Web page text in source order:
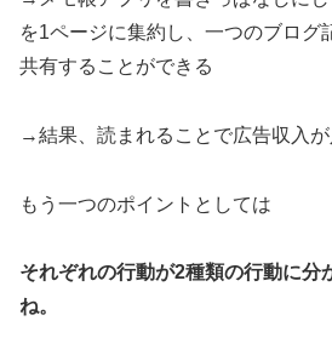
を1ページに集約し、一つのブログ
共有することができる
→結果、読まれることで広告収入が
もう一つのポイントとしては
それぞれの行動が2種類の行動に分
ね。